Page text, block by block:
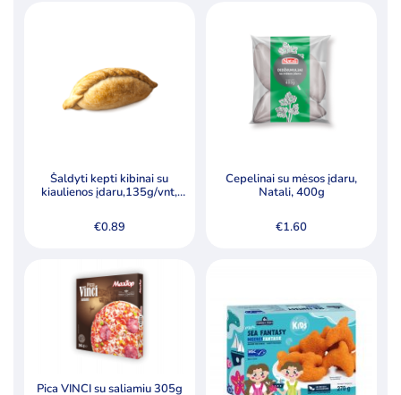
Ledai
Ledo kubeliai kokteiliams
Šaldyta žuvis, žuvų produktai
Šaldyti koldūnai, miltiniai gaminiai
Šaldyti pusgaminiai, užkandžiai
Šaldyti pusgaminiai
Užkandžiai
Šaldyti kepti kibinai su
kiaulienos įdaru,135g/vnt,
€0.89
Cepelinai su mėsos įdaru,
Natali, 400g
€1.60
Pica VINCI su saliamiu 305g